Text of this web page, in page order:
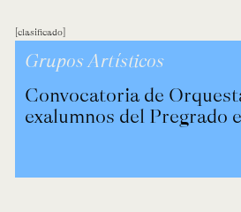
clasificado
Grupos Artísticos
Convocatoria de
exalumnos del Pregrado